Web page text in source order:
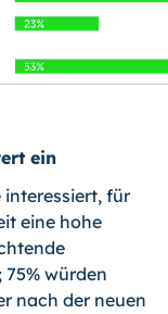
ein
interessiert, für
eine hohe
würden
nach der neuen